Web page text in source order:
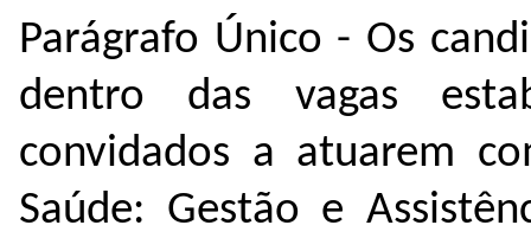
Parágrafo Único - Os
dentro das vagas
convidados a atuarem
Saúde: Gestão e